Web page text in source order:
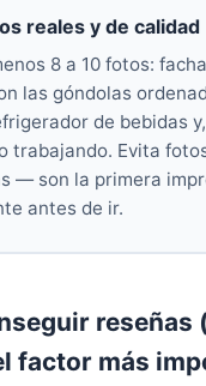
reales y de calidad
8 a 10 fotos:
las góndolas
de bebidas
trabajando. Evita
— son la primera
antes de ir.
reseñas
factor más